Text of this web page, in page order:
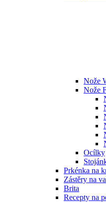
Nože
Nože
Ocílky
Prkénka na
Zástěry na
Brita
Recepty na